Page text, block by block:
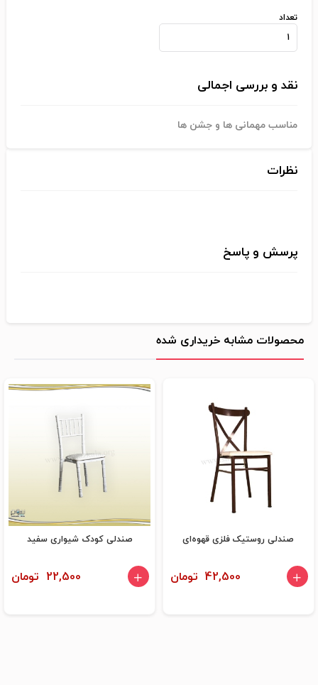
تعداد
نقد و بررسی اجمالی
مناسب مهمانی ها و جشن ها
نظرات
پرسش و پاسخ
محصولات مشابه خریداری شده
صندلی روستیک فلزی قهوه‌ای
42,500 تومان
صندلی کودک شیواری سفید
22,500 تومان